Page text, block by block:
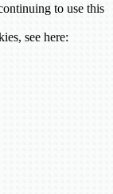
to use this
see here: